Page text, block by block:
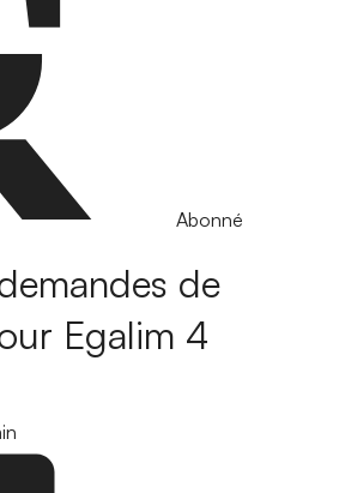
Abonné
de
Egalim 4